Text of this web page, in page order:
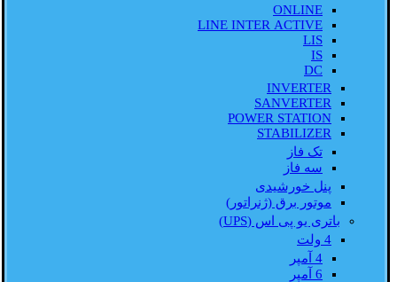
ONLINE
LINE INTER ACTIVE
LIS
IS
DC
INVERTER
SANVERTER
POWER STATION
STABILIZER
تک فاز
سه فاز
پنل خورشیدی
موتور برق (ژنراتور)
باتری یو پی اس (UPS)
4 ولت
4 آمپر
6 آمپر